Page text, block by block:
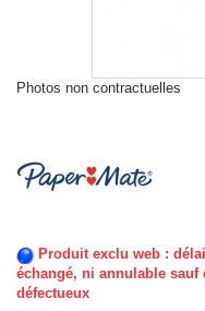
Photos non contractuelles
Produit exclu web :
échangé, ni annulable
défectueux